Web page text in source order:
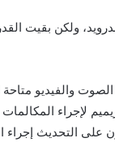
ولكن بقيت
والفيديو متاحة
لإجراء
التحديث إجراء